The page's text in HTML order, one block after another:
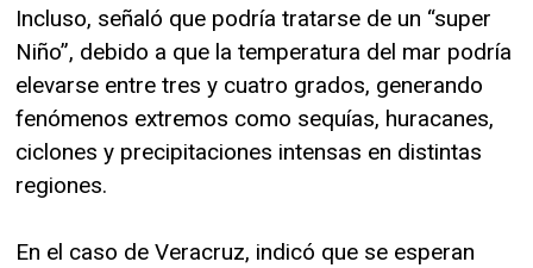
Incluso, señaló que podría tratarse de un “super
Niño”, debido a que la temperatura del mar podría
elevarse entre tres y cuatro grados, generando
fenómenos extremos como sequías, huracanes,
ciclones y precipitaciones intensas en distintas
regiones.
En el caso de Veracruz, indicó que se esperan